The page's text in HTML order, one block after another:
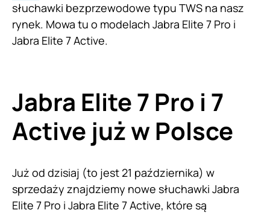
słuchawki bezprzewodowe typu TWS na nasz
rynek. Mowa tu o modelach Jabra Elite 7 Pro i
Jabra Elite 7 Active.
Jabra Elite 7 Pro i 7
Active już w Polsce
Już od dzisiaj (to jest 21 października) w
sprzedaży znajdziemy nowe słuchawki Jabra
Elite 7 Pro i Jabra Elite 7 Active, które są